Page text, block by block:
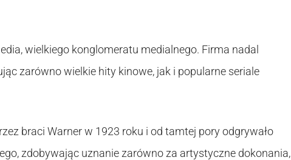
wielkiego konglomeratu medialnego. Firma nadal
zarówno wielkie hity kinowe, jak i popularne seriale
braci Warner w 1923 roku i od tamtej pory odgrywało
zdobywając uznanie zarówno za artystyczne dokonania,